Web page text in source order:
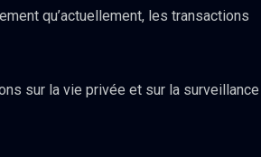
qu’actuellement, les transactions
sur la vie privée et sur la surveillance